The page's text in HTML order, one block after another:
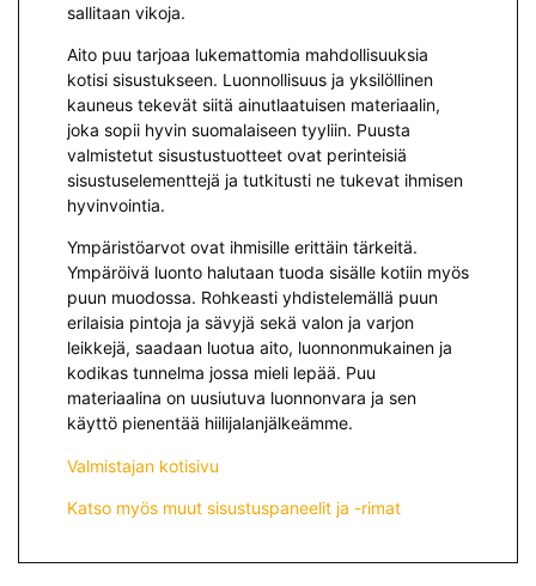
sallitaan vikoja.
Aito puu tarjoaa lukemattomia mahdollisuuksia
kotisi sisustukseen. Luonnollisuus ja yksilöllinen
kauneus tekevät siitä ainutlaatuisen materiaalin,
joka sopii hyvin suomalaiseen tyyliin. Puusta
valmistetut sisustustuotteet ovat perinteisiä
sisustuselementtejä ja tutkitusti ne tukevat ihmisen
hyvinvointia.
Ympäristöarvot ovat ihmisille erittäin tärkeitä.
Ympäröivä luonto halutaan tuoda sisälle kotiin myös
puun muodossa. Rohkeasti yhdistelemällä puun
erilaisia pintoja ja sävyjä sekä valon ja varjon
leikkejä, saadaan luotua aito, luonnonmukainen ja
kodikas tunnelma jossa mieli lepää. Puu
materiaalina on uusiutuva luonnonvara ja sen
käyttö pienentää hiilijalanjälkeämme.
Valmistajan kotisivu
Katso myös muut sisustuspaneelit ja -rimat